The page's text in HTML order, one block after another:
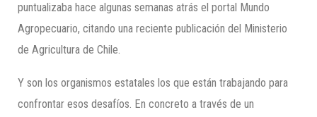
puntualizaba hace algunas semanas atrás el portal Mundo
Agropecuario, citando una reciente publicación del Ministerio
de Agricultura de Chile.
Y son los organismos estatales los que están trabajando para
confrontar esos desafíos. En concreto a través de un